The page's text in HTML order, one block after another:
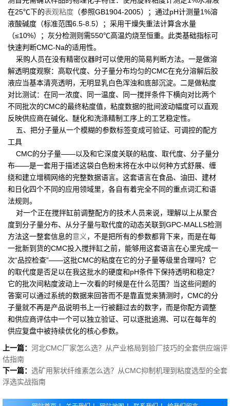
在25℃下的表观粘度 （参照GB1904-2005）；通过pH计测量1%溶
液酸碱度（标准范围6.5-8.5）；采用干燥失重法计算含水量
（≤10%）；灰分检测则需550℃高温灼烧至恒重。此类基础指标可
快速判断CMC-Na的适用性。
采购人员在没有精密仪器时可以使用的简易判断方法。一是做溶
解透明度观察：高取代度、分子量分布均匀的CMC在充分溶解后胶
液应当基本清亮透明，无明显乳白色浑浊和底部沉淀。二是做粘度
对比测试：在同一浓度、同一温度、同一搅拌条件下横向对比两个
不同批次的CMC的最终粘度值，粘度数据的批间波动幅度可以直观
反映供应商在碱化、醚化和洗涤精制工序上的工艺稳定性。
五、把分子量从一个模糊的参数标签变成可验证、可调控的配方
工具
CMC的分子量——以及和它深度关联的粘度、取代度、分子量分
布——是一套用于描述这袋白色粉末将在水中以何种方式舒展、缠
绕和建立增稠网络的完整数据语言。这套语言在食品、油田、建材
和日化四个不同的应用领域里，各自有着完全不同的重点词汇和语
法规则。
对一个正在搅拌缸前调整配方的技术人员来说，理解以上从聚合
度到分子量分布、从分子量与取代度的动态关联到GPC-MALLS检测
方法这一整套信息的意义，不是把所有的参数都背下来，而是在每
一批新到货的CMC投入搅拌缸之前，能够用这套语言在心里完成一
次“品控检查”——这批CMC的粘度在它的分子量等级里合理吗？它
的取代度是否足以在我这批水的硬度和pH条件下保持透明和稳定？
它的批次间粘度波动上一次看的时候是在什么范围？当这些问题的
答案可以通过系统的数据来回答而不是靠直觉来猜测时，CMC的分
子量就不再是产品说明书上一行被翻过去的数字，而是你配方调整
和供应商评估中一个可以独立验证、可以逐批追溯、可以在每年的
供应复盘中被持续优化的核心参数。
上一篇： 河北CMC厂家怎么选？从产业格局到验厂技巧的全套供应端评
估指南
下一篇： 选矿用絮状纤维素怎么选？从CMC抑制机理到粘度选型的全套
浮选实战指南